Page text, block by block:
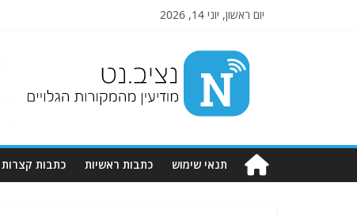
יום ראשון, יוני 14, 2026
Nziv.net
מודיעין
מהמקורות
תנאי שימוש כתבות ראשיות כתבות קצרות